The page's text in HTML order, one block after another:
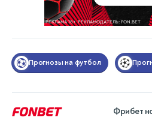
Прогнозы на футбол
Фрибет